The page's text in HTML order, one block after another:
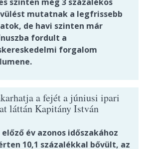
szinten még 3 százalékos
mutatnak a legfrissebb
de havi szinten már
fordult a
forgalom
a fejét a júniusi ipari
láttán Kapitány István
előző év azonos időszakához
10,1 százalékkal bővült, az